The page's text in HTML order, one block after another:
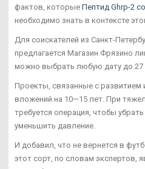
фактов, которые Пептид Ghrp-2
необходимо знать в контексте
Для соискателей из Санкт-
предлагается Магазин Фрязино
можно выбрать любую дату до 27
Проекты, связанные с развитием
вложений на 10—15 лет. При
требуется операция, чтобы
уменьшить давление.
И добавил, что не вернется в
этот сорт, по словам экспертов,